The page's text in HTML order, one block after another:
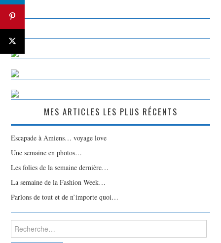
MES ARTICLES LES PLUS RÉCENTS
Escapade à Amiens… voyage love
Une semaine en photos…
Les folies de la semaine dernière…
La semaine de la Fashion Week…
Parlons de tout et de n’importe quoi…